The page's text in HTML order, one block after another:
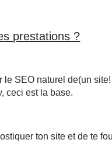
prestations ?
SEO naturel de(un
ceci est la base.
ton site et de te